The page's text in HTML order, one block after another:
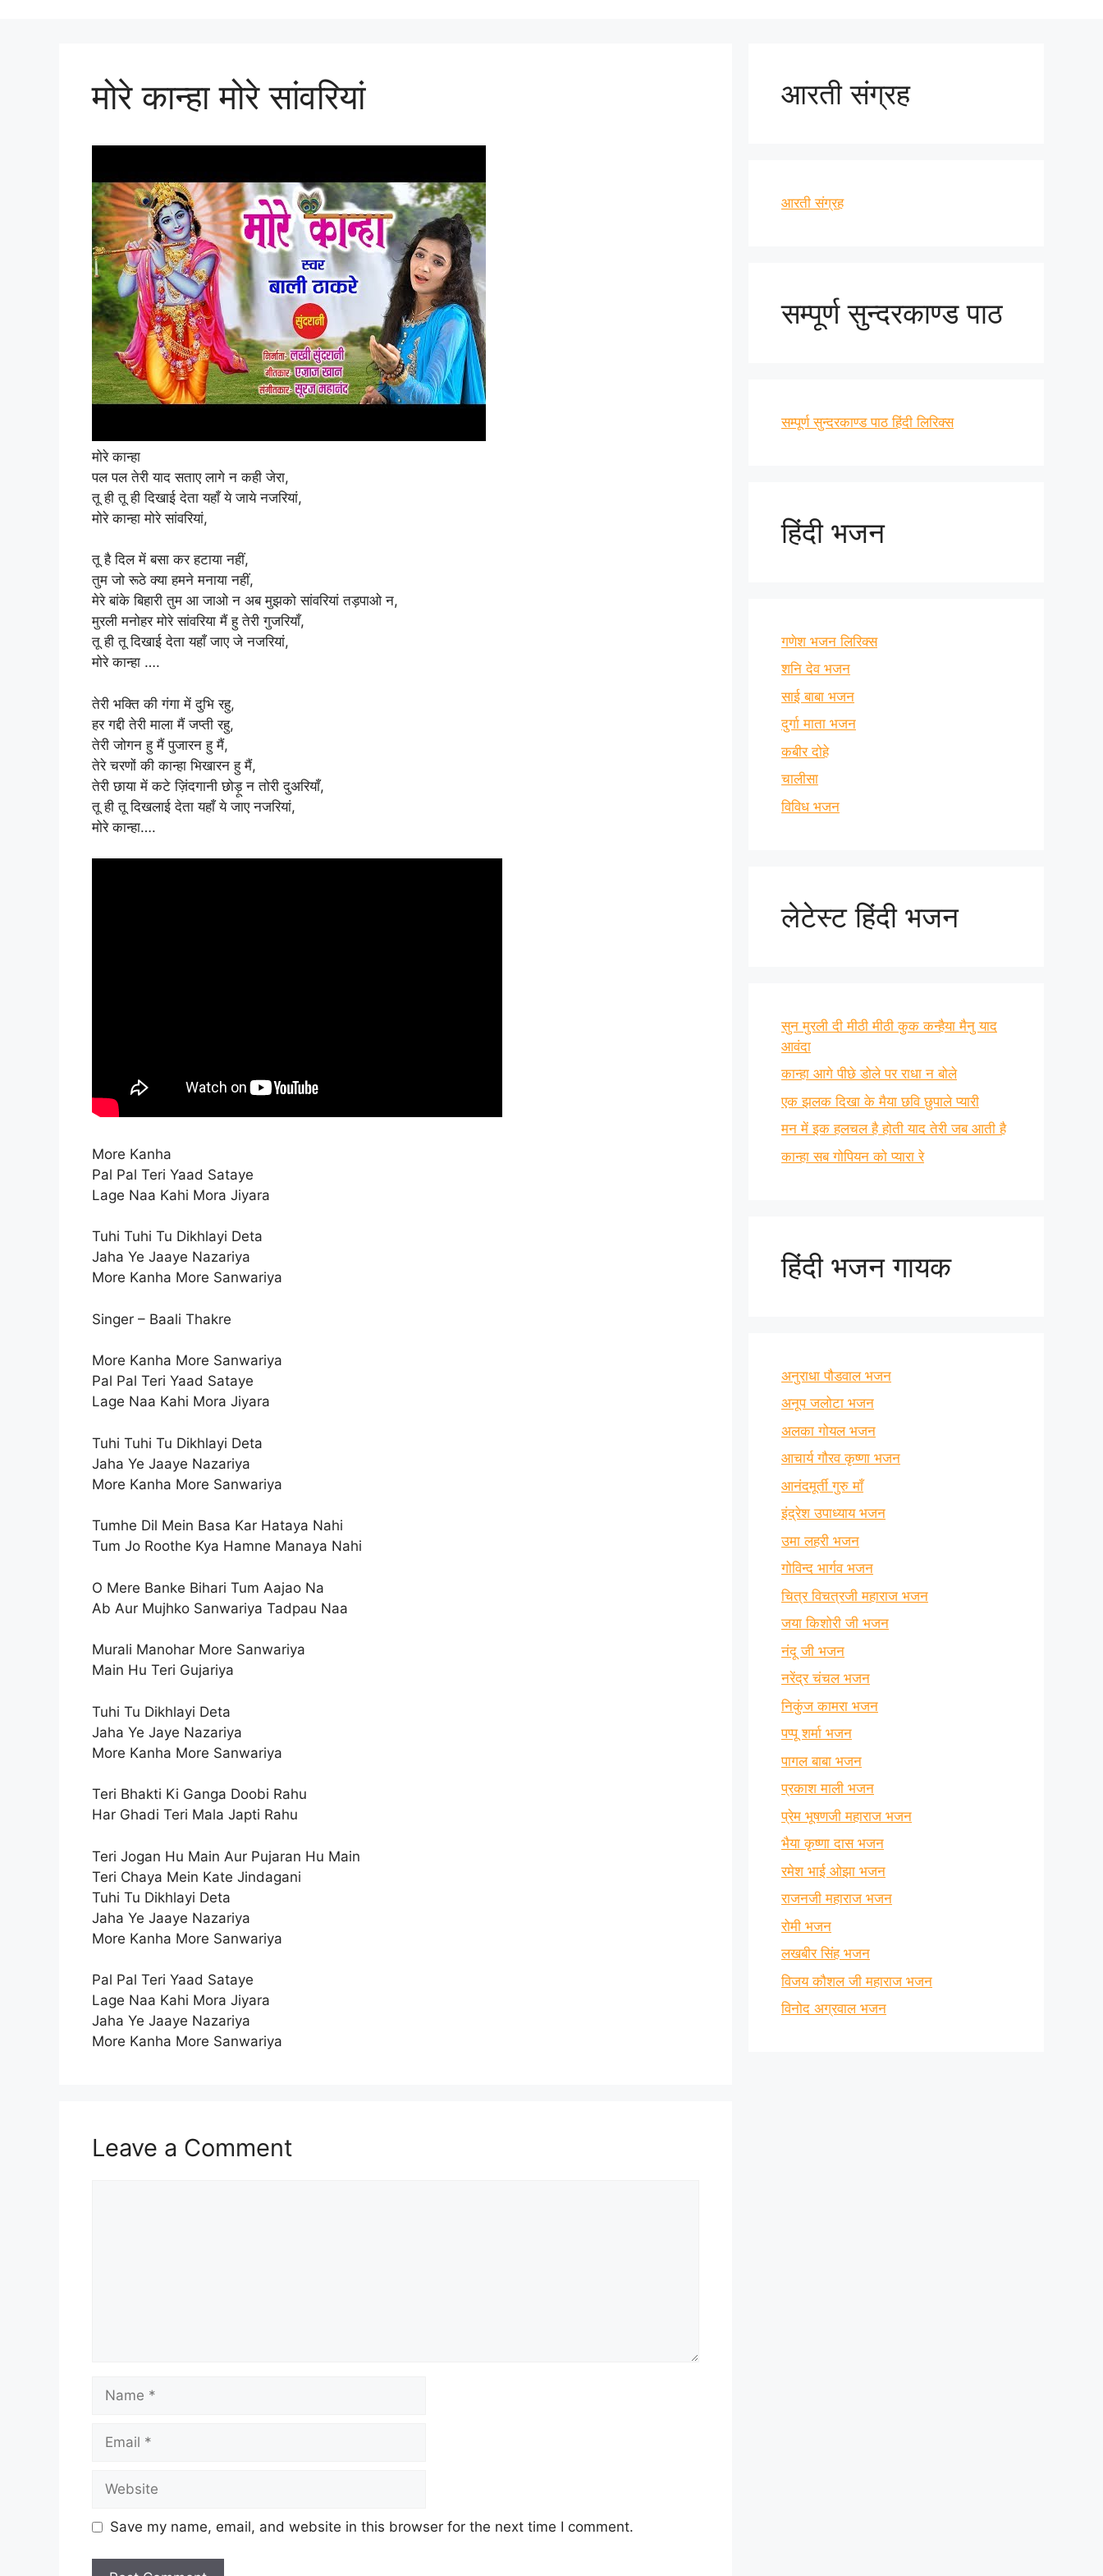
मोरे कान्हा मोरे सांवरियां
मोरे कान्हा
पल पल तेरी याद सताए लागे न कही जेरा,
तू ही तू ही दिखाई देता यहाँ ये जाये नजरियां,
मोरे कान्हा मोरे सांवरियां,
तू है दिल में बसा कर हटाया नहीं,
तुम जो रूठे क्या हमने मनाया नहीं,
मेरे बांके बिहारी तुम आ जाओ न अब मुझको सांवरियां तड़पाओ न,
मुरली मनोहर मोरे सांवरिया मैं हु तेरी गुजरियाँ,
तू ही तू दिखाई देता यहाँ जाए जे नजरियां,
मोरे कान्हा ….
तेरी भक्ति की गंगा में दुभि रहु,
हर गद्दी तेरी माला मैं जप्ती रहु,
तेरी जोगन हु मैं पुजारन हु मैं,
तेरे चरणों की कान्हा भिखारन हु मैं,
तेरी छाया में कटे ज़िंदगानी छोड़ू न तोरी दुअरियाँ,
तू ही तू दिखलाई देता यहाँ ये जाए नजरियां,
मोरे कान्हा….
More Kanha
Pal Pal Teri Yaad Sataye
Lage Naa Kahi Mora Jiyara
Tuhi Tuhi Tu Dikhlayi Deta
Jaha Ye Jaaye Nazariya
More Kanha More Sanwariya
Singer – Baali Thakre
More Kanha More Sanwariya
Pal Pal Teri Yaad Sataye
Lage Naa Kahi Mora Jiyara
Tuhi Tuhi Tu Dikhlayi Deta
Jaha Ye Jaaye Nazariya
More Kanha More Sanwariya
Tumhe Dil Mein Basa Kar Hataya Nahi
Tum Jo Roothe Kya Hamne Manaya Nahi
O Mere Banke Bihari Tum Aajao Na
Ab Aur Mujhko Sanwariya Tadpau Naa
Murali Manohar More Sanwariya
Main Hu Teri Gujariya
Tuhi Tu Dikhlayi Deta
Jaha Ye Jaye Nazariya
More Kanha More Sanwariya
Teri Bhakti Ki Ganga Doobi Rahu
Har Ghadi Teri Mala Japti Rahu
Teri Jogan Hu Main Aur Pujaran Hu Main
Teri Chaya Mein Kate Jindagani
Tuhi Tu Dikhlayi Deta
Jaha Ye Jaaye Nazariya
More Kanha More Sanwariya
Pal Pal Teri Yaad Sataye
Lage Naa Kahi Mora Jiyara
Jaha Ye Jaaye Nazariya
More Kanha More Sanwariya
Leave a Comment
Name
Email
Website
Save my name, email, and website in this browser for the next time I comment.
आरती संग्रह
आरती संग्रह
सम्पूर्ण सुन्दरकाण्ड पाठ
सम्पूर्ण सुन्दरकाण्ड पाठ हिंदी लिरिक्स
हिंदी भजन
गणेश भजन लिरिक्स
शनि देव भजन
साई बाबा भजन
दुर्गा माता भजन
कबीर दोहे
चालीसा
विविध भजन
लेटेस्ट हिंदी भजन
सुन मुरली दी मीठी मीठी कुक कन्हैया मैनु याद
आवंदा
कान्हा आगे पीछे डोले पर राधा न बोले
एक झलक दिखा के मैया छवि छुपाले प्यारी
मन में इक हलचल है होती याद तेरी जब आती है
कान्हा सब गोपियन को प्यारा रे
हिंदी भजन गायक
अनुराधा पौडवाल भजन
अनूप जलोटा भजन
अलका गोयल भजन
आचार्य गौरव कृष्णा भजन
आनंदमूर्ती गुरु माँ
इंद्रेश उपाध्याय भजन
उमा लहरी भजन
गोविन्द भार्गव भजन
चित्र विचत्रजी महाराज भजन
जया किशोरी जी भजन
नंदू जी भजन
नरेंद्र चंचल भजन
निकुंज कामरा भजन
पप्पू शर्मा भजन
पागल बाबा भजन
प्रकाश माली भजन
प्रेम भूषणजी महाराज भजन
भैया कृष्णा दास भजन
रमेश भाई ओझा भजन
राजनजी महाराज भजन
रोमी भजन
लखबीर सिंह भजन
विजय कौशल जी महाराज भजन
विनोद अग्रवाल भजन